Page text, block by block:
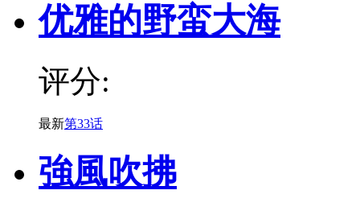
优雅的野蛮大海
评分:
最新第33话
強風吹拂